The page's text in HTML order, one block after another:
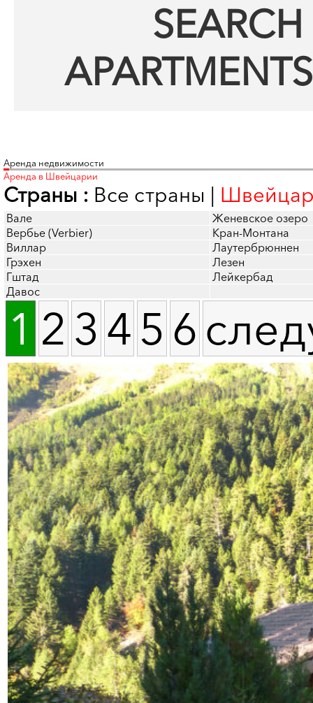
Аренда недвижимости
Аренда в Швейцарии
Страны : Все страны |
Вале
Женевское озеро
Вербье (Verbier)
Кран-Монтана
Виллар
Лаутербрюннен
Грэхен
Лезен
Гштад
Лейкербад
Давос
1 2 3 45 6